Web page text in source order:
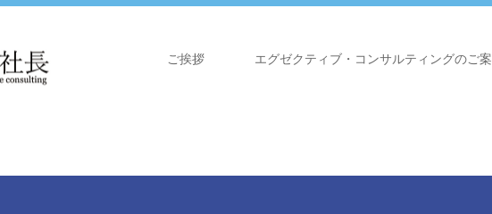
ご挨拶 エグゼクティブ・コンサルティングのご